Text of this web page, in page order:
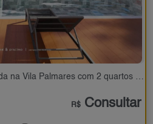
Vila Palmares com 2 quartos - 37 m²
R$ Consultar